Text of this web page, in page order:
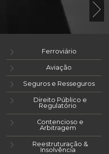
Ferroviário
Aviação
Seguros e Resseguros
Direito Público e
Regulatório
Contencioso e
Arbitragem
Reestruturação &
Insolvência